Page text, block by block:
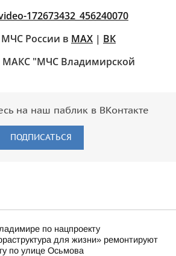
172673432_456240070
России в MAX | ВК
МАКС "МЧС Владимирской
на наш паблик в ВКонтакте
ПОДПИСАТЬСЯ
по нацпроекту
для жизни» ремонтируют
по улице Осьмова